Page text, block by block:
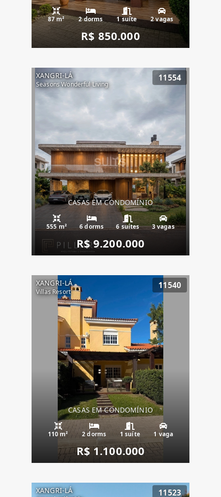
87 m² 2 dorms 1 suíte 2 vagas
R$ 850.000
XANGRI-LÁ
Seasons Wonderful Living
11554
CASAS EM CONDOMÍNIO
555 m² 6 dorms 6 suítes 3 vagas
R$ 9.200.000
XANGRI-LÁ
Villas Resort
11540
CASAS EM CONDOMÍNIO
110 m² 2 dorms 1 suíte 1 vaga
R$ 1.100.000
XANGRI-LÁ 11523